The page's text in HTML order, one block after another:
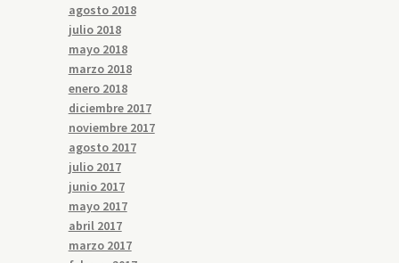
agosto 2018
julio 2018
mayo 2018
marzo 2018
enero 2018
diciembre 2017
noviembre 2017
agosto 2017
julio 2017
junio 2017
mayo 2017
abril 2017
marzo 2017